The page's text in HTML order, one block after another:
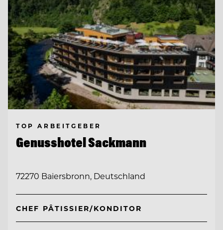
TOP ARBEITGEBER
Genusshotel Sackmann
72270 Baiersbronn, Deutschland
CHEF PÂTISSIER/KONDITOR